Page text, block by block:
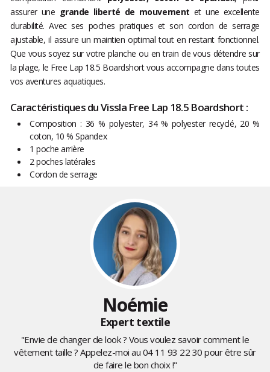
assurer une grande liberté de mouvement et une excellente
durabilité. Avec ses poches pratiques et son cordon de serrage
ajustable, il assure un maintien optimal tout en restant fonctionnel.
Que vous soyez sur votre planche ou en train de vous détendre sur
la plage, le Free Lap 18.5 Boardshort vous accompagne dans toutes
vos aventures aquatiques.
Caractéristiques du Vissla Free Lap 18.5 Boardshort :
Composition : 36 % polyester, 34 % polyester recyclé, 20 %
coton, 10 % Spandex
1 poche arrière
2 poches latérales
Cordon de serrage
Noémie
Expert textile
"Envie de changer de look ? Vous voulez savoir comment le
vêtement taille ? Appelez-moi au 04 11 93 22 30 pour être sûr
de faire le bon choix !"